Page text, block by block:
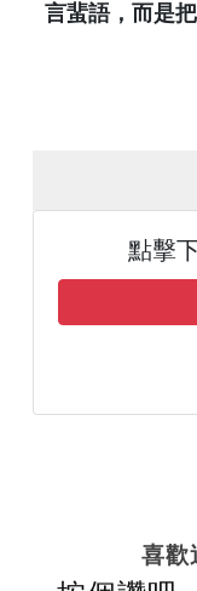
言蜚語，而是
點擊
喜歡